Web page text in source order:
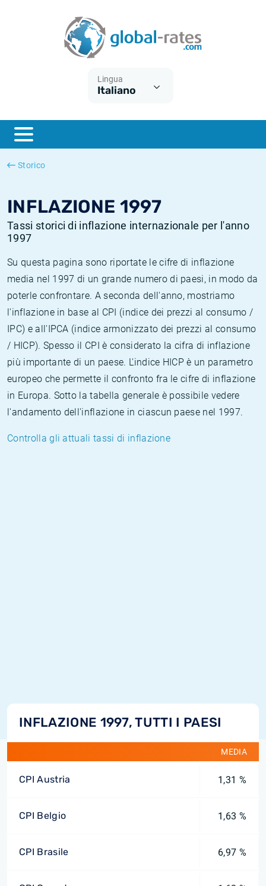
Lingua
Italiano
Storico
INFLAZIONE 1997
Tassi storici di inflazione internazionale per l'anno
1997
Su questa pagina sono riportate le cifre di inflazione
media nel 1997 di un grande numero di paesi, in modo da
poterle confrontare. A seconda dell'anno, mostriamo
l'inflazione in base al CPI (indice dei prezzi al consumo /
IPC) e all'IPCA (indice armonizzato dei prezzi al consumo
/ HICP). Spesso il CPI è considerato la cifra di inflazione
più importante di un paese. L'indice HICP è un parametro
europeo che permette il confronto fra le cifre di inflazione
in Europa. Sotto la tabella generale è possibile vedere
l'andamento dell'inflazione in ciascun paese nel 1997.
Controlla gli attuali tassi di inflazione
INFLAZIONE 1997, TUTTI I PAESI
MEDIA
CPI Austria 1,31 %
CPI Belgio 1,63 %
CPI Brasile 6,97 %
ESTER
SONIA
Cos'è l'inflazione CPI?
Cos'è l'inflazione HICP?
Inflazione Italia
Inflazione Stati Uniti
Tassi storici Euribor
Tassi storici di SONIA
Tassi storici di TONAR
Calcolatore dell’inflazione